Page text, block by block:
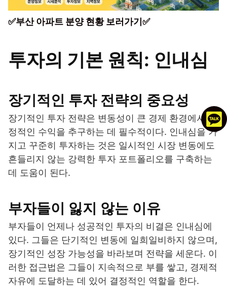
✅부산 아파트 분양 현황 보러가기✅
투자의 기본 원칙: 인내심
장기적인 투자 전략의 중요성
장기적인 투자 전략은 변동성이 큰 경제 환경에서 안
정적인 수익을 추구하는 데 필수적이다. 인내심을 가
지고 꾸준히 투자하는 것은 일시적인 시장 변동에도
흔들리지 않는 강력한 투자 포트폴리오를 구축하는
데 도움이 된다.
부자들이 잃지 않는 이유
부자들이 언제나 성공적인 투자의 비결은 인내심에
있다. 그들은 단기적인 변동에 일희일비하지 않으며,
장기적인 성장 가능성을 바라보며 전략을 세운다. 이
러한 접근법은 그들이 지속적으로 부를 쌓고, 경제적
자유에 도달하는 데 있어 결정적인 역할을 한다.